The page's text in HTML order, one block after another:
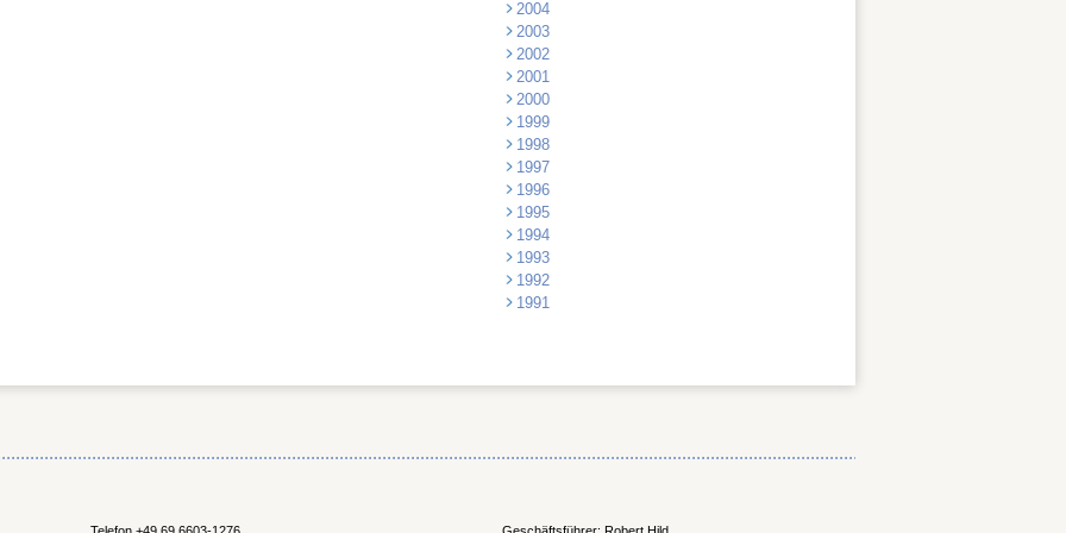
2004
2003
2002
2001
2000
1999
1998
1997
1996
1995
1994
1993
1992
1991